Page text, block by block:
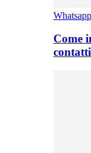
Whatsapp
Come